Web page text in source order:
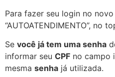
Para fazer seu login no
“AUTOATENDIMENTO”, no
Se você já tem uma senha
informar seu CPF no campo
mesma senha já utilizada.